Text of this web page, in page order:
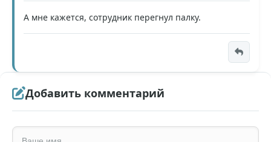
А мне кажется, сотрудник перегнул палку.
Добавить комментарий